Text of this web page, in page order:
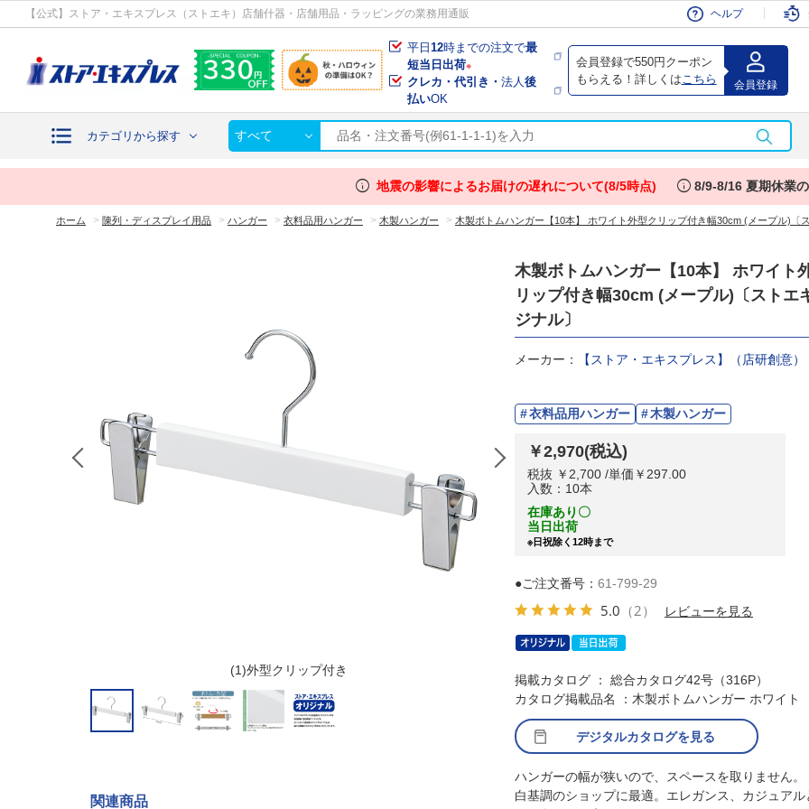
【公式】ストア・エキスプレス（ストエキ）店舗什器・店舗用品・ラッピングの業務用通販 ヘルプ
平日12時までの注文で最
短当日出荷※
クレカ・代引き・法人後
払いOK
会員登録で550円クーポン
もらえる！詳しくは こちら 会員登録
カテゴリから探す すべて
会員
info 地震の影響によるお届けの遅れについて(8/5時点) info 8/9-8/16 夏期休業
ホーム > 陳列・ディスプレイ用品 > ハンガー > 衣料品用ハンガー > 木製ハンガー > 木製ボトムハンガー【10本】 ホワイト外型クリップ付き幅30cm (メープル)〔
(1)外型クリップ付き
関連商品
木製ボトムハンガー【10本】 ホワイト
リップ付き幅30cm (メープル)〔ストエ
ジナル〕
メーカー： 【ストア・エキスプレス】（店研創意）
衣料品用ハンガー 木製ハンガー
￥2,970(税込)
税抜 ￥2,700 /単価￥297.00
入数：10本
在庫あり〇
当日出荷
※日祝除く12時まで
●ご注文番号： 61-799-29
5.0 （2） レビューを見る
掲載カタログ ： 総合カタログ42号（316P）
デジタルカタログを見る
カタログ掲載品名 ：木製ボトムハンガー ホワイト
ハンガーの幅が狭いので、スペースを取りません。
白基調のショップに最適。エレガンス、カジュアル